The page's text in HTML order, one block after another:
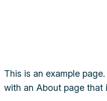
This is an example
with an About page that